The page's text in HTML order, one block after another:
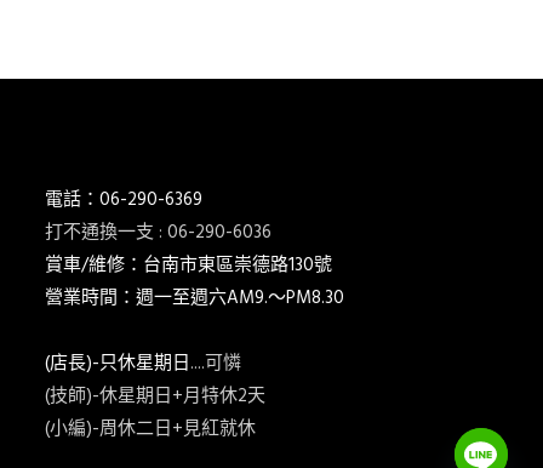
電話：06-290-6369
打不通換一支 : 06-290-6036
賞車/維修：台南市東區崇德路130號
營業時間：週一至週六AM9.～PM8.30
(店長)-只休星期日....可憐
(技師)-休星期日+月特休2天
(小編)-周休二日+見紅就休